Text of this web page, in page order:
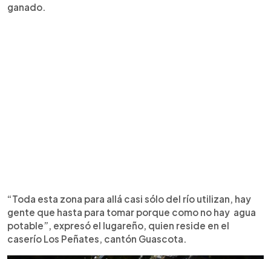
ganado.
“Toda esta zona para allá casi sólo del río utilizan, hay
gente que hasta para tomar porque como no hay agua
potable”, expresó el lugareño, quien reside en el
caserío Los Peñates, cantón Guascota.